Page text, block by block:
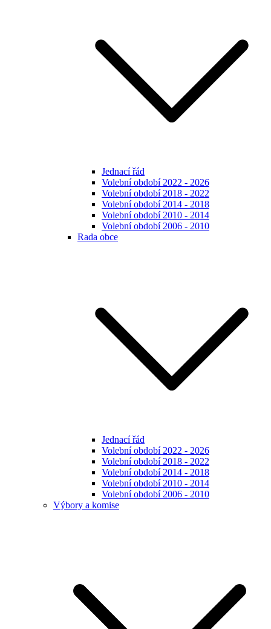
Jednací řád
Volební období 2022 - 2026
Volební období 2018 - 2022
Volební období 2014 - 2018
Volební období 2010 - 2014
Volební období 2006 - 2010
Rada obce
Jednací řád
Volební období 2022 - 2026
Volební období 2018 - 2022
Volební období 2014 - 2018
Volební období 2010 - 2014
Volební období 2006 - 2010
Výbory a komise